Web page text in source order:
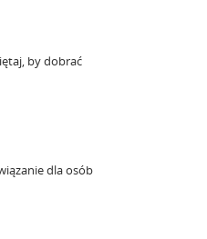
by dobrać
dla osób